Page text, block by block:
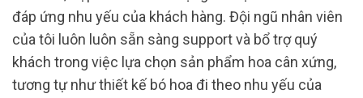
đáp ứng nhu yếu của khách hàng. Đội ngũ nhân viên
của tôi luôn luôn sẵn sàng support và bổ trợ quý
khách trong việc lựa chọn sản phẩm hoa cân xứng,
tương tự như thiết kế bó hoa đi theo nhu yếu của